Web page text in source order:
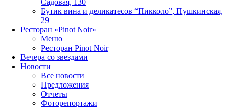
Садовая, 130
Бутик вина и деликатесов “Пикколо”, Пушкинская,
29
Ресторан «Pinot Noir»
Меню
Ресторан Pinot Noir
Вечера со звездами
Новости
Все новости
Предложения
Отчеты
Фоторепортажи